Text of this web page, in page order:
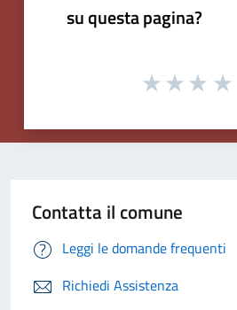
su questa pagina?
Contatta il comune
Leggi le domande frequenti
Richiedi Assistenza